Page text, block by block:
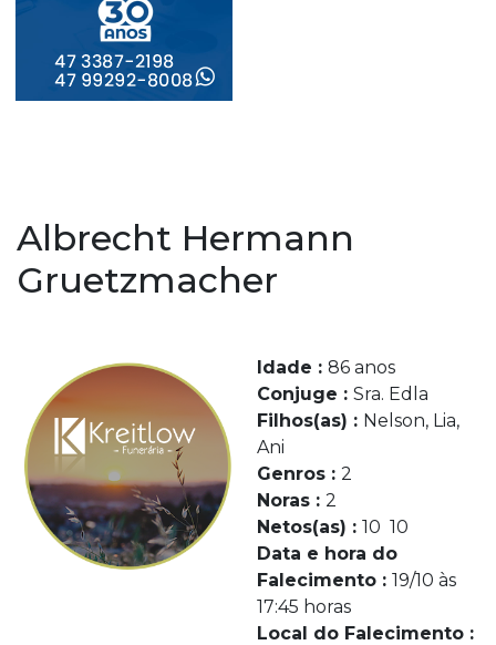
Albrecht Hermann
Gruetzmacher
Idade : 86 anos
Conjuge : Sra. Edla
Filhos(as) : Nelson, Lia,
Ani
Genros : 2
Noras : 2
Netos(as) : 10 10
Data e hora do
Falecimento : 19/10 às
17:45 horas
Local do Falecimento :